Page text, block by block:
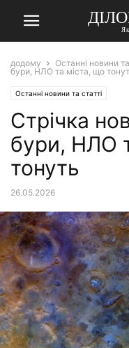
додому Останні новини та
бури, НЛО та міста, що
Останні новини та статті
Стрічка
бури, НЛО
тонуть
26.05.2026